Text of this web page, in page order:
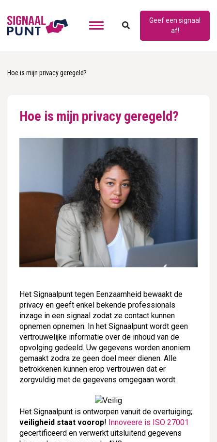
Geef een signaal
af!
Hoe is mijn privacy geregeld?
Hoe is mijn privacy geregeld?
Het Signaalpunt tegen Eenzaamheid bewaakt de
privacy en geeft enkel bekende professionals
inzage in een signaal zodat ze contact kunnen
opnemen opnemen. In het Signaalpunt wordt geen
vertrouwelijke informatie over de inhoud van de
opvolging gedeeld. Uw gegevens worden anoniem
gemaakt zodra ze geen doel meer dienen. Alle
betrokkenen kunnen erop vertrouwen dat er
zorgvuldig met de gegevens omgegaan wordt.
Het Signaalpunt is ontworpen vanuit de overtuiging;
veiligheid staat voorop! Innoveere is ISO 27001
gecertificeerd en verwerkt uitsluitend gegevens